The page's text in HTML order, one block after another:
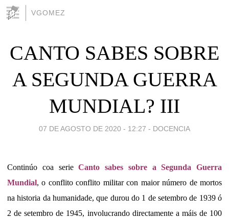
VGOMEZ
CANTO SABES SOBRE
A SEGUNDA GUERRA
MUNDIAL? III
07 DE AGOSTO DE 2020 - 12:27 - DOCENCIA
Continúo coa serieCanto sabes sobre a Segunda Guerra
Mundial, o conflito conflito militar con maior número de mortos
na historia da humanidade, que durou do 1 de setembro de 1939 ó
2 de setembro de 1945, involucrando directamente a máis de 100